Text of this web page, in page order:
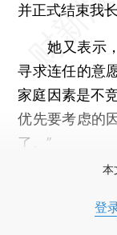
并正式结束我
她又表示，
寻求连任的意
家庭因素是不
优先要考虑的
了。”
本
登